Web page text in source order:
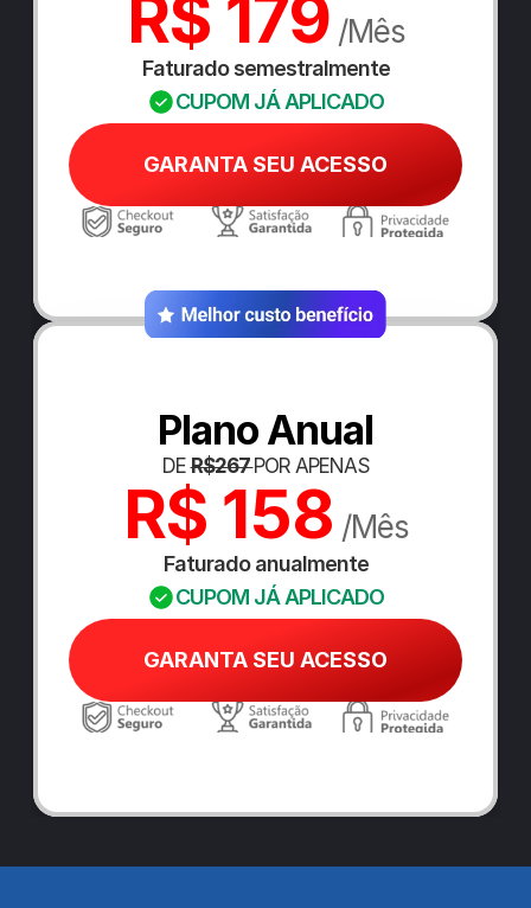
R$ 179 /Mês
CUPOM JÁ APLICADO
Faturado semestralmente
GARANTA SEU ACESSO
Plano Anual
DE R$267 POR APENAS
R$ 158 /Mês
CUPOM JÁ APLICADO
Faturado anualmente
GARANTA SEU ACESSO